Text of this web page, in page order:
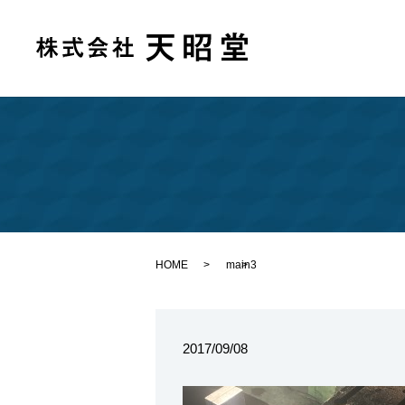
HOME main3
2017/09/08